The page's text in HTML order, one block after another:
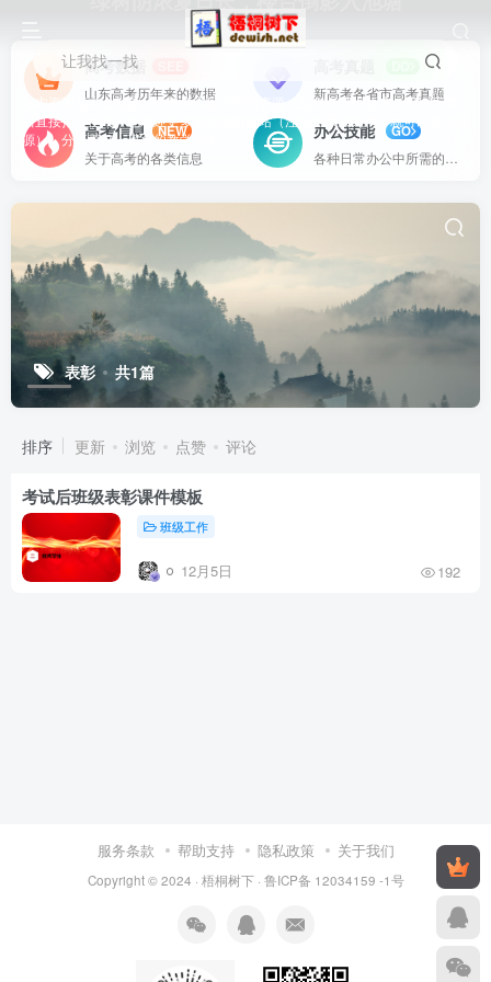
让我找一找
站内资源基本上都是一线教学实际使用的资源，配有WORD版本，可以下载
后直接打印使用。也欢迎更多老师加盟网站（注册登录成为用户就可以发布资
源），分享更好、更多的教学资源。
高考数据
山东高考历年来的数据
新高考各省市高考真题
高考信息
NEW
关于高考的各类信息
办公技能
GO
表彰 共1篇
排序 更新 浏览 点赞 评论
考试后班级表彰课件模板
班级工作
12月5日 192
服务条款 帮助支持 隐私政策 关于我们
Copyright © 2024 · 梧桐树下· 鲁ICP备 12034159 -1号